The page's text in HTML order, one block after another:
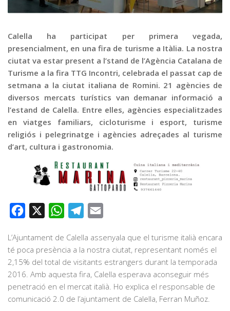
Contacte
Calella ha participat per primera vegada,
presencialment, en una fira de turisme a Itàlia. La nostra
ciutat va estar present a l’stand de l’Agència Catalana de
Turisme a la fira TTG Incontri, celebrada el passat cap de
setmana a la ciutat italiana de Romini. 21 agències de
diversos mercats turístics van demanar informació a
l’estand de Calella. Entre elles, agències especialitzades
en viatges familiars, cicloturisme i esport, turisme
religiós i pelegrinatge i agències adreçades al turisme
d’art, cultura i gastronomia.
Facebook WhatsAppTelegram
L’Ajuntament de Calella assenyala que el turisme italià encara
té poca presència a la nostra ciutat, representant només el
2,15% del total de visitants estrangers durant la temporada
2016. Amb aquesta fira, Calella esperava aconseguir més
penetració en el mercat italià. Ho explica el responsable de
comunicació 2.0 de l’ajuntament de Calella, Ferran Muñoz.